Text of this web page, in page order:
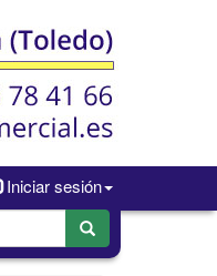
Iniciar sesión